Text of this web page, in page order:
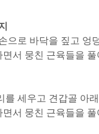
으로 바닥을 짚고 엉
면서 뭉친 근육들을
를 세우고 견갑골 아
면서 뭉친 근육들을